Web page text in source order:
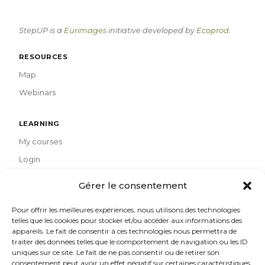
Gérer le consentement
Pour offrir les meilleures expériences, nous utilisons des technologies
telles que les cookies pour stocker et/ou accéder aux informations des
appareils. Le fait de consentir à ces technologies nous permettra de
traiter des données telles que le comportement de navigation ou les ID
uniques sur ce site. Le fait de ne pas consentir ou de retirer son
consentement peut avoir un effet négatif sur certaines caractéristiques
StepUP is a Eurimages initiative developed by Ecoprod
RESOURCES
Map
Webinars
LEARNING
My courses
Login
Ecoprod
Eurimages
CONTACT